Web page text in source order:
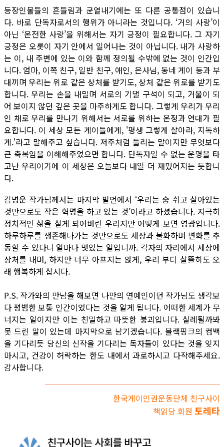
등장인물들의 흔들림과 균열내기에는 또 다른 공통점이 있습니
다. 바로 단독자로서의 행위가 아니라는 것입니다. ‘거의 사랑’이
아닌 ‘온전한 사랑’을 위해서는 자기 긍정이 필요합니다. 그 자기
긍정은 오롯이 자기 안에서 일어나는 것이 아닙니다. 내가 사랑하
는 이, 내 주변에 있는 이와 함께 정의될 수밖에 없는 것이 인간입
니다. 엄마, 이쪽 친구, 일반 친구, 애인, 은사님, 동네 게이 등과 부
대끼며 우리는 위로 같은 상처를 받기도, 상처 같은 위로를 받기도
합니다. 우리는 손을 내밀며 서로의 기댈 구석이 되고, 거울이 되
어 보이지 않던 깊은 곳을 마주하게도 합니다. 그렇게 우리가 우리
인 채로 우리를 만나기 위해서는 서로를 위하는 온정과 연대가 필
요합니다. 이 세상 모든 게이들에게, '평생 그렇게 살아라, 지독하
게.'라고 말해주고 싶습니다. 저주처럼 들리는 말이지만 무엇보다
큰 축복임을 이해해주었으면 합니다. 단독자일 수 없는 운명을 타
고난 우리이기에 이 세상은 오늘보다 내일 더 재밌어지는 듯합니
다.
김병운 작가님께서는 마지막 발언에서 ‘우리는 숨 쉬고 살아있는
것만으로도 작은 혁명을 하고 있는 것’이라고 하셨습니다. 지극히
정치적인 삶을 살게 되어버린 우리지만 어떻게 보면 영광입니다.
하루하루를 생존해나가는 것만으로도 세상과 불화하며 변화를 추
동할 수 있다니 얼마나 멋있는 일입니까. 각자의 자리에서 세상에
상처를 내며, 하지만 너무 아프지는 않게, 우리 부디 살뜰히도 오
래 행복하게 삽시다.
P.S. 작가와의 만남을 해보면 나만의 연예인이던 작가님도 생각보
다 평범한 보통 인간이었다는 것을 알게 됩니다. 어떠한 세계가 무
너지는 일이지만 이는 친밀하고 따뜻한 붕괴입니다. 실례될까봐
못 드린 말이 있는데 마지막으로 남기겠습니다. 블랙핑크의 컴백
을 기다리듯 당신의 신작을 기다리는 독자들이 있다는 것을 잊지
마시고, 건강이 허락하는 한도 내에서 과로하시고 다작해주세요.
감사합니다.
한국게이인권운동단체 친구사이
책읽당 회원 토레타